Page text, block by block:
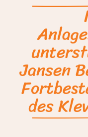
Jansen
des